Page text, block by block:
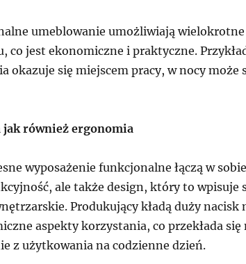
umeblowanie umożliwiają wielokrotne
co jest ekonomiczne i praktyczne.
okazuje się miejscem pracy, w nocy może
jak również ergonomia
wyposażenie funkcjonalne łączą w
ale także design, który to wpisuje
Produkujący kładą duży nacisk
aspekty korzystania, co przekłada
z użytkowania na codzienne dzień.